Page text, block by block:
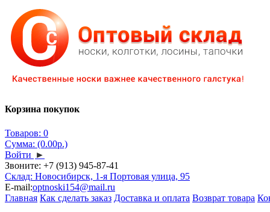
Корзина покупок
Товаров: 0
Сумма: (0.00р.)
Войти ►
Звоните: +7 (913) 945-87-41
Склад: Новосибирск, 1-я Портовая улица, 95
E-mail:optnoski154@mail.ru
Главная Как сделать заказ Доставка и оплата Возврат товара